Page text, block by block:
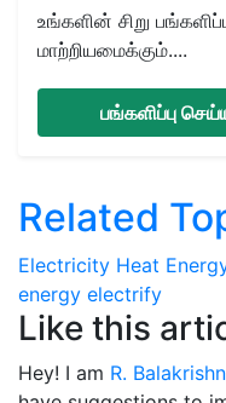
உங்களின் சிறு
மாற்றியமைக்கும்....
பங்களிப்பு
Related
Electricity Heat
energy electrify
Like this
Hey! I am R.